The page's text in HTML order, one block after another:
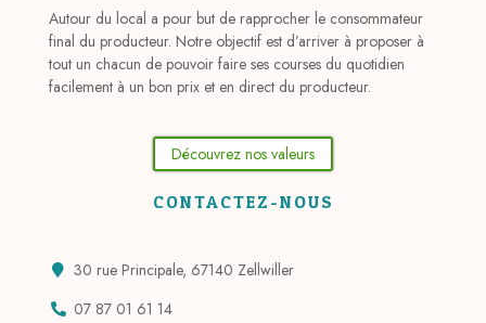
Autour du local a pour but de rapprocher le consommateur
final du producteur. Notre objectif est d’arriver à proposer à
tout un chacun de pouvoir faire ses courses du quotidien
facilement à un bon prix et en direct du producteur.
Découvrez nos valeurs
CONTACTEZ-NOUS
30 rue Principale, 67140 Zellwiller
07 87 01 61 14